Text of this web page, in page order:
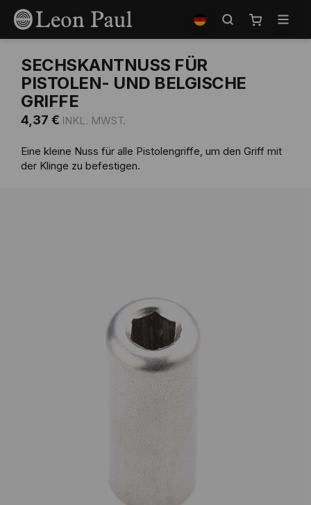
Zum
Inhalt
springen
auswählen
Mein
SECHSKANTNUSS FÜR
PISTOLEN- UND BELGISCHE
GRIFFE
4,37 €
Eine kleine Nuss für alle Pistolengriffe, um den Griff mit
der Klinge zu befestigen.